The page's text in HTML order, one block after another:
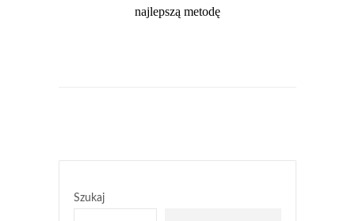
najlepszą metodę
Szukaj